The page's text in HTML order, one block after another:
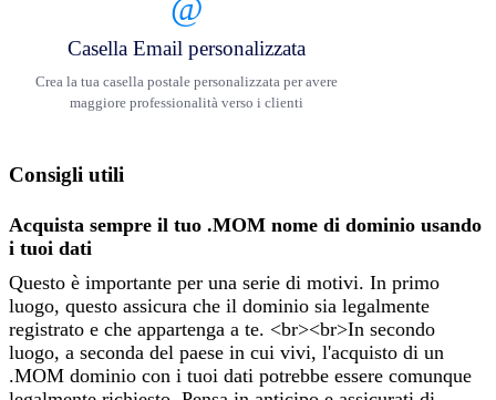
Casella Email personalizzata
Crea la tua casella postale personalizzata per avere
maggiore professionalità verso i clienti
Consigli utili
Acquista sempre il tuo .MOM nome di dominio usando
i tuoi dati
Questo è importante per una serie di motivi. In primo
luogo, questo assicura che il dominio sia legalmente
registrato e che appartenga a te. <br><br>In secondo
luogo, a seconda del paese in cui vivi, l'acquisto di un
.MOM dominio con i tuoi dati potrebbe essere comunque